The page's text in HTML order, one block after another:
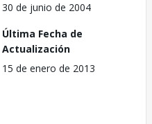
30 de junio de 2004
Última Fecha de
Actualización
15 de enero de 2013